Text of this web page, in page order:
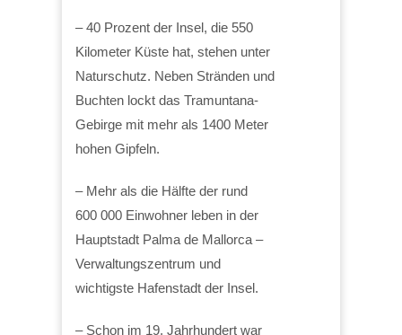
– 40 Prozent der Insel, die 550
Kilometer Küste hat, stehen unter
Naturschutz. Neben Stränden und
Buchten lockt das Tramuntana-
Gebirge mit mehr als 1400 Meter
hohen Gipfeln.
– Mehr als die Hälfte der rund
600 000 Einwohner leben in der
Hauptstadt Palma de Mallorca –
Verwaltungszentrum und
wichtigste Hafenstadt der Insel.
– Schon im 19. Jahrhundert war